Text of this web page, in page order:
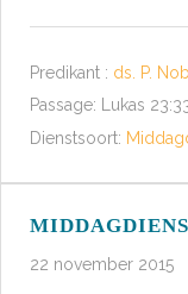
Predikant : ds. P.
Passage: Lukas
Dienstsoort:
22 november 2015